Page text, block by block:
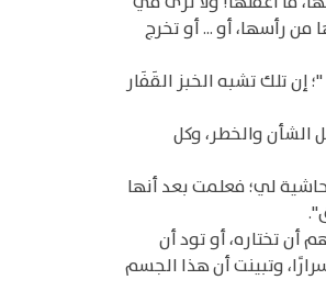
رأسها، أو ... أو تخرج
إن تلك تشبه الخبز القَفَار
الشأن والخطر، وكل
لي؛ فعلمت بعد أنها
أن تختاره، أو تود أن
وتبينت أن هذا الجسم